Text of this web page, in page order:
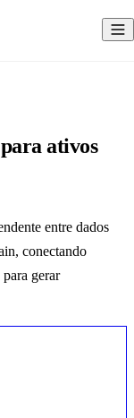
ativos
entre dados
conectando
para gerar